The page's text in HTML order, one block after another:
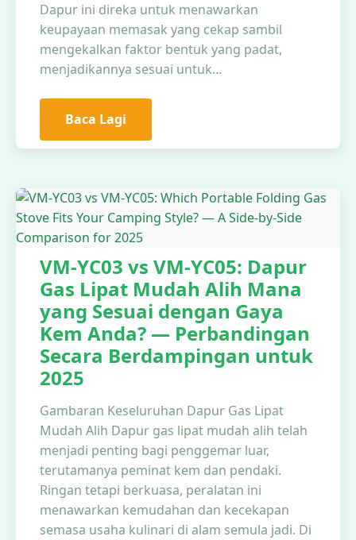
Dapur ini direka untuk menawarkan
keupayaan memasak yang cekap sambil
mengekalkan faktor bentuk yang padat,
menjadikannya sesuai untuk…
Baca Lagi
VM-YC03 vs VM-YC05: Dapur
Gas Lipat Mudah Alih Mana
yang Sesuai dengan Gaya
Kem Anda? — Perbandingan
Secara Berdampingan untuk
2025
Gambaran Keseluruhan Dapur Gas Lipat
Mudah Alih Dapur gas lipat mudah alih telah
menjadi penting bagi penggemar luar,
terutamanya peminat kem dan pendaki.
Ringan tetapi berkuasa, peralatan ini
menawarkan kemudahan dan kecekapan
semasa usaha kulinari di alam semula jadi. Di